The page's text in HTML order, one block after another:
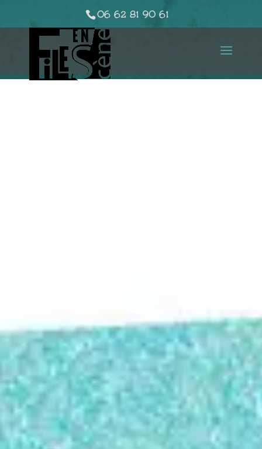
06 62 81 90 61